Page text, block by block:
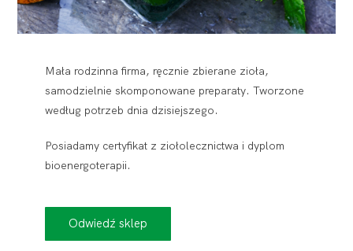
Mała rodzinna firma, ręcznie zbierane zioła,
samodzielnie skomponowane preparaty. Tworzone
według potrzeb dnia dzisiejszego.
Posiadamy certyfikat z ziołolecznictwa i dyplom
bioenergoterapii.
Odwiedź sklep